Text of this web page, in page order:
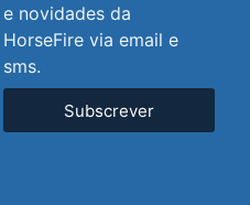
e novidades da
HorseFire via email e
sms.
Subscrever